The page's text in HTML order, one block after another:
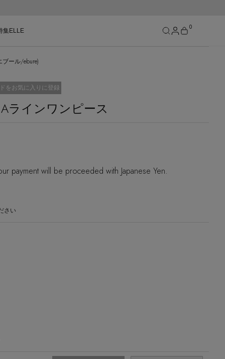
集ELLE
0
ール/ebure)
をお気に入りに登録
ラインワンピース
payment will be proceeded with Japanese Yen.
さい